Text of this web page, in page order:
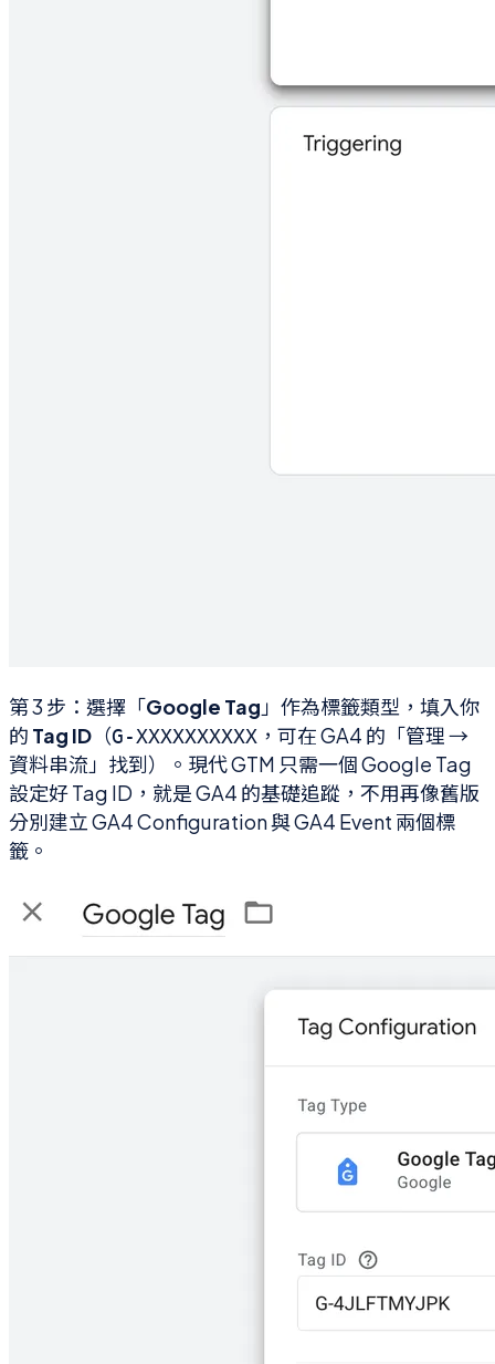
第 3 步：選擇「Google Tag 」作為標籤類型，填入你
的 Tag ID （G-XXXXXXXXXX ，可在 GA4 的「管理 →
資料串流」找到）。現代 GTM 只需一個 Google Tag
設定好 Tag ID，就是 GA4 的基礎追蹤，不用再像舊版
分別建立 GA4 Configuration 與 GA4 Event 兩個標
籤。